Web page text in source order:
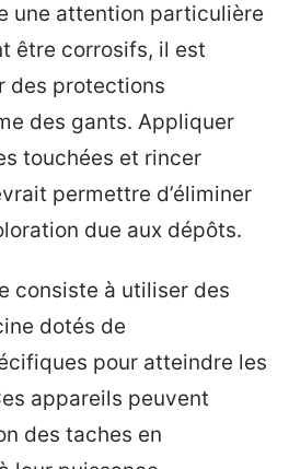
une attention particulière
être corrosifs, il est
des protections
des gants. Appliquer
touchées et rincer
permettre d’éliminer
due aux dépôts.
consiste à utiliser des
dotés de
pour atteindre les
appareils peuvent
des taches en